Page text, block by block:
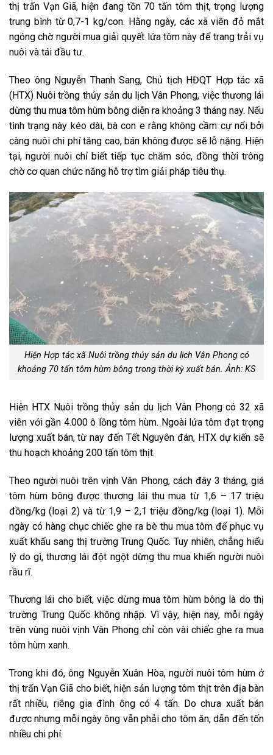
thị trấn Vạn Giã, hiện đang tồn 70 tấn tôm thịt, trọng lượng
trung bình từ 0,7-1 kg/con. Hằng ngày, các xã viên đỏ mắt
ngóng chờ người mua giải quyết lứa tôm này để trang trải vụ
nuôi và tái đầu tư.
Theo ông Nguyễn Thanh Sang, Chủ tịch HĐQT Hợp tác xã
(HTX) Nuôi trồng thủy sản du lịch Vân Phong, việc thương lái
dừng thu mua tôm hùm bông diễn ra khoảng 3 tháng nay. Nếu
tình trạng này kéo dài, bà con e rằng không cầm cự nổi bởi
càng nuôi chi phí tăng cao, bán không được sẽ lỗ nặng. Hiện
tại, người nuôi chỉ biết tiếp tục chăm sóc, đồng thời trông
chờ cơ quan chức năng hỗ trợ tìm giải pháp tiêu thụ.
Hiện Hợp tác xã Nuôi trồng thủy sản du lịch Vân Phong có
khoảng 70 tấn tôm hùm bông trong thời kỳ xuất bán. Ảnh: KS
Hiện HTX Nuôi trồng thủy sản du lịch Vân Phong có 32 xã
viên với gần 4.000 ô lồng tôm hùm. Ngoài lứa tôm đạt trọng
lượng xuất bán, từ nay đến Tết Nguyên đán, HTX dự kiến sẽ
thu hoạch khoảng 200 tấn tôm thịt.
Theo người nuôi trên vịnh Vân Phong, cách đây 3 tháng, giá
tôm hùm bông được thương lái thu mua từ 1,6 – 17 triệu
đồng/kg (loại 2) và từ 1,9 – 2,1 triệu đồng/kg (loại 1). Mỗi
ngày có hàng chục chiếc ghe ra bè thu mua tôm để phục vụ
xuất khẩu sang thị trường Trung Quốc. Tuy nhiên, chẳng hiểu
lý do gì, thương lái đột ngột dừng thu mua khiến người nuôi
rầu rĩ.
Thương lái cho biết, việc dừng mua tôm hùm bông là do thị
trường Trung Quốc không nhập. Vì vậy, hiện nay, mỗi ngày
trên vùng nuôi vịnh Vân Phong chỉ còn vài chiếc ghe ra mua
tôm hùm xanh.
Trong khi đó, ông Nguyễn Xuân Hòa, người nuôi tôm hùm ở
thị trấn Vạn Giã cho biết, hiện sản lượng tôm thịt trên địa bàn
rất nhiều, riêng gia đình ông có 4 tấn. Do chưa xuất bán
được nhưng mỗi ngày ông vẫn phải cho tôm ăn, dẫn đến tốn
nhiều chi phí.